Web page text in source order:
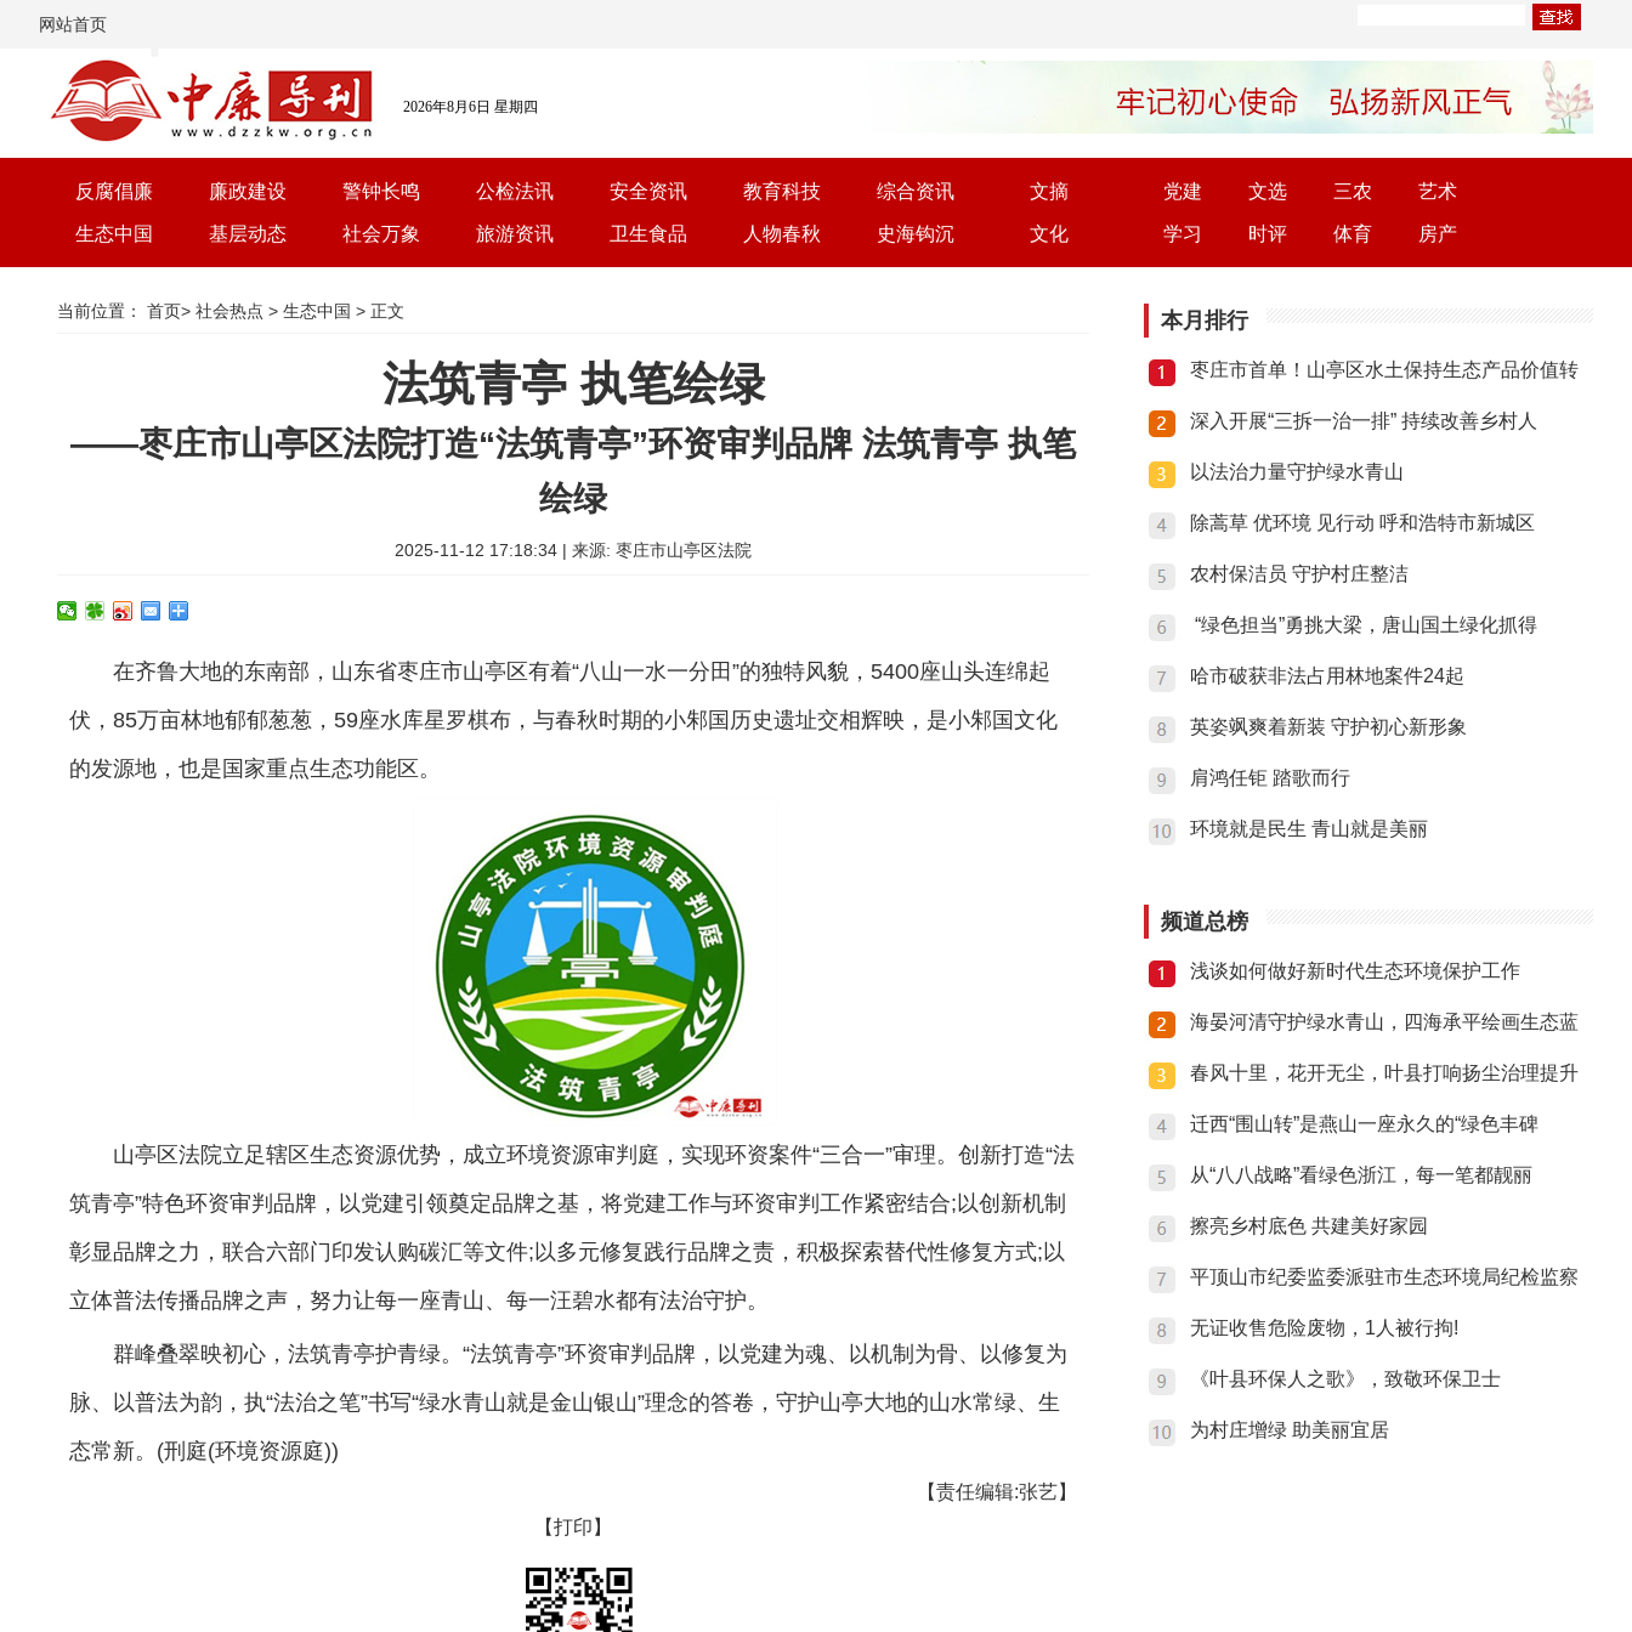
网站首页
2026年8月6日 星期四
反腐倡廉 廉政建设 警钟长鸣 公检法讯 安全资讯 教育科技 综合资讯 文摘
生态中国 基层动态 社会万象 旅游资讯 卫生食品 人物春秋 史海钩沉 文化
党建 文选 三农 艺术
学习 时评 体育 房产
当前位置： 首页> 社会热点 > 生态中国 > 正文
法筑青亭 执笔绘绿
——枣庄市山亭区法院打造“法筑青亭”环资审判品牌 法筑青亭 执笔
绘绿
2025-11-12 17:18:34 | 来源: 枣庄市山亭区法院
在齐鲁大地的东南部，山东省枣庄市山亭区有着“八山一水一分田”的独特风貌，5400座山头连绵起
伏，85万亩林地郁郁葱葱，59座水库星罗棋布，与春秋时期的小邾国历史遗址交相辉映，是小邾国文化
的发源地，也是国家重点生态功能区。
山亭区法院立足辖区生态资源优势，成立环境资源审判庭，实现环资案件“三合一”审理。创新打造“法
筑青亭”特色环资审判品牌，以党建引领奠定品牌之基，将党建工作与环资审判工作紧密结合;以创新机制
彰显品牌之力，联合六部门印发认购碳汇等文件;以多元修复践行品牌之责，积极探索替代性修复方式;以
立体普法传播品牌之声，努力让每一座青山、每一汪碧水都有法治守护。
群峰叠翠映初心，法筑青亭护青绿。“法筑青亭”环资审判品牌，以党建为魂、以机制为骨、以修复为
脉、以普法为韵，执“法治之笔”书写“绿水青山就是金山银山”理念的答卷，守护山亭大地的山水常绿、生
态常新。(刑庭(环境资源庭))
【责任编辑:张艺】
【打印】
本月排行
枣庄市首单！山亭区水土保持生态产品价值转
深入开展“三拆一治一排” 持续改善乡村人
以法治力量守护绿水青山
除蒿草 优环境 见行动 呼和浩特市新城区
农村保洁员 守护村庄整洁
“绿色担当”勇挑大梁，唐山国土绿化抓得
哈市破获非法占用林地案件24起
英姿飒爽着新装 守护初心新形象
肩鸿任钜 踏歌而行
环境就是民生 青山就是美丽
频道总榜
浅谈如何做好新时代生态环境保护工作
海晏河清守护绿水青山，四海承平绘画生态蓝
春风十里，花开无尘，叶县打响扬尘治理提升
迁西“围山转”是燕山一座永久的“绿色丰碑
从“八八战略”看绿色浙江，每一笔都靓丽
擦亮乡村底色 共建美好家园
平顶山市纪委监委派驻市生态环境局纪检监察
无证收售危险废物，1人被行拘!
《叶县环保人之歌》，致敬环保卫士
为村庄增绿 助美丽宜居